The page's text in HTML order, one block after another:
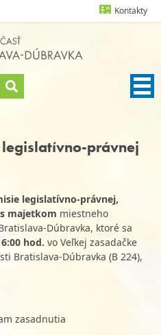
Kontakty
právnej
legislatívno-právnej,
majetkom miestneho
Dúbravka, ktoré sa
hod. vo Veľkej zasadačke
Bratislava-Dúbravka (B 224),
zasadnutia